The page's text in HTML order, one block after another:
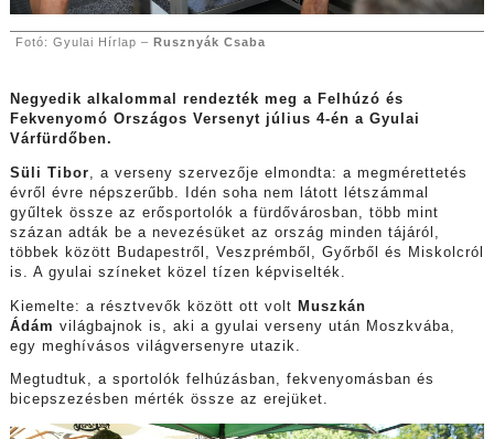
Fotó: Gyulai Hírlap – Rusznyák Csaba
Negyedik alkalommal rendezték meg a Felhúzó és
Fekvenyomó Országos Versenyt július 4-én a Gyulai
Várfürdőben.
Süli Tibor, a verseny szervezője elmondta: a megmérettetés
évről évre népszerűbb. Idén soha nem látott létszámmal
gyűltek össze az erősportolók a fürdővárosban, több mint
százan adták be a nevezésüket az ország minden tájáról,
többek között Budapestről, Veszprémből, Győrből és Miskolcról
is. A gyulai színeket közel tízen képviselték.
Kiemelte: a résztvevők között ott volt Muszkán
Ádám világbajnok is, aki a gyulai verseny után Moszkvába,
egy meghívásos világversenyre utazik.
Megtudtuk, a sportolók felhúzásban, fekvenyomásban és
bicepszezésben mérték össze az erejüket.